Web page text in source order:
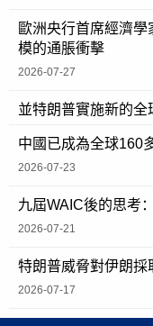
歐洲央行首席經濟
模的通脹衝擊
2026-07-27
並特朗普實施新的
中國已成為全球160
2026-07-23
九屆WAIC後的思考
2026-07-21
特朗普威脅對伊朗採
2026-07-17